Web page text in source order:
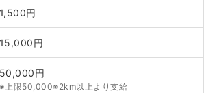
1,500円
15,000円
50,000円
※上限50,000※2km以上より支給